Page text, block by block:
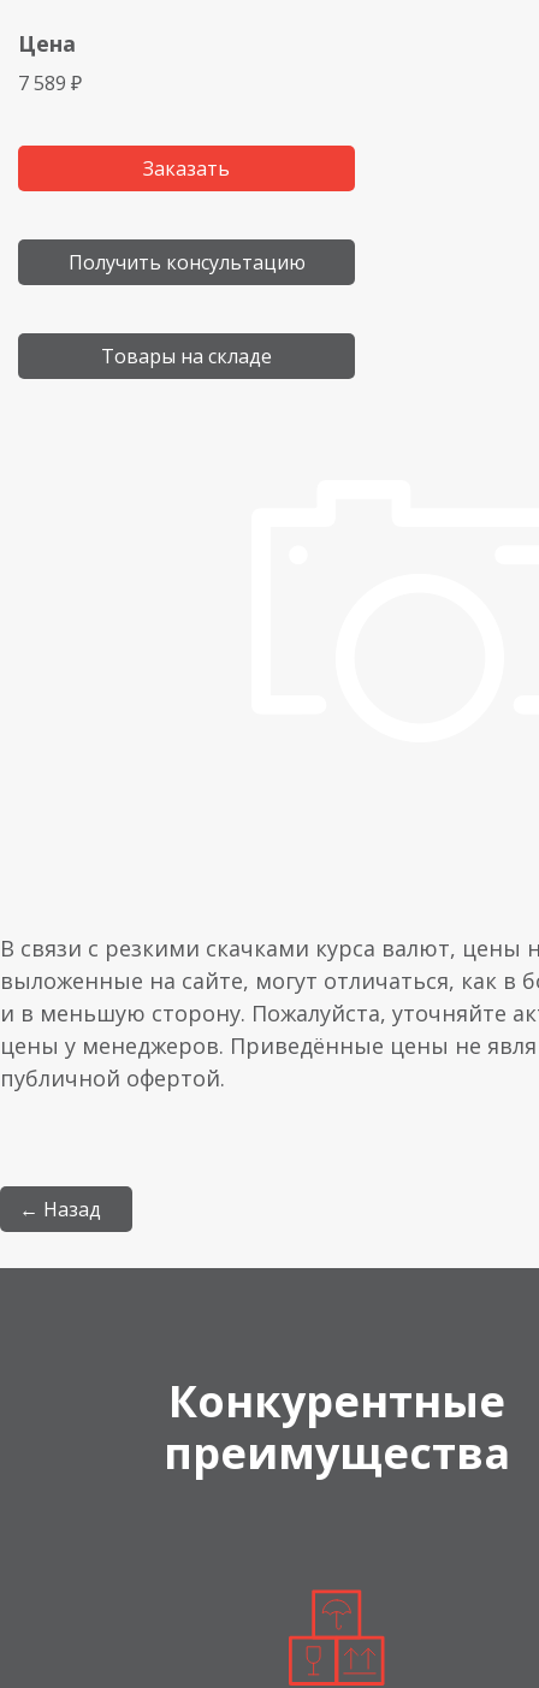
Цена
7 589 ₽
Заказать
Получить консультацию
Товары на складе
В связи с резкими скачками курса валют, цены
выложенные на сайте, могут отличаться, как в
и в меньшую сторону. Пожалуйста, уточняйте
цены у менеджеров. Приведённые цены не
публичной офертой.
← Назад
Конкурентные
преимущества